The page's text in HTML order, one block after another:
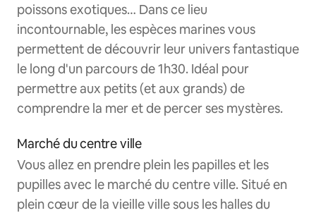
poissons exotiques… Dans ce lieu
incontournable, les espèces marines vous
permettent de découvrir leur univers fantastique
le long d'un parcours de 1h30. Idéal pour
permettre aux petits (et aux grands) de
comprendre la mer et de percer ses mystères.
Marché du centre ville
Vous allez en prendre plein les papilles et les
pupilles avec le marché du centre ville. Situé en
plein cœur de la vieille ville sous les halles du